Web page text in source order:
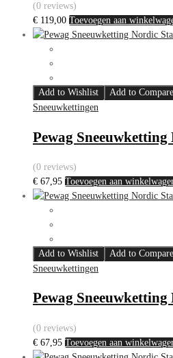
(0 reviews)
€ 119,00 Toevoegen aan
Add to Wishlist
Add to Compare
Sneeuwkettingen
Pewag
(0 reviews)
€ 67,95 Toevoegen aan
Add to Wishlist
Add to Compare
Sneeuwkettingen
Pewag
(0 reviews)
€ 67,95 Toevoegen aan